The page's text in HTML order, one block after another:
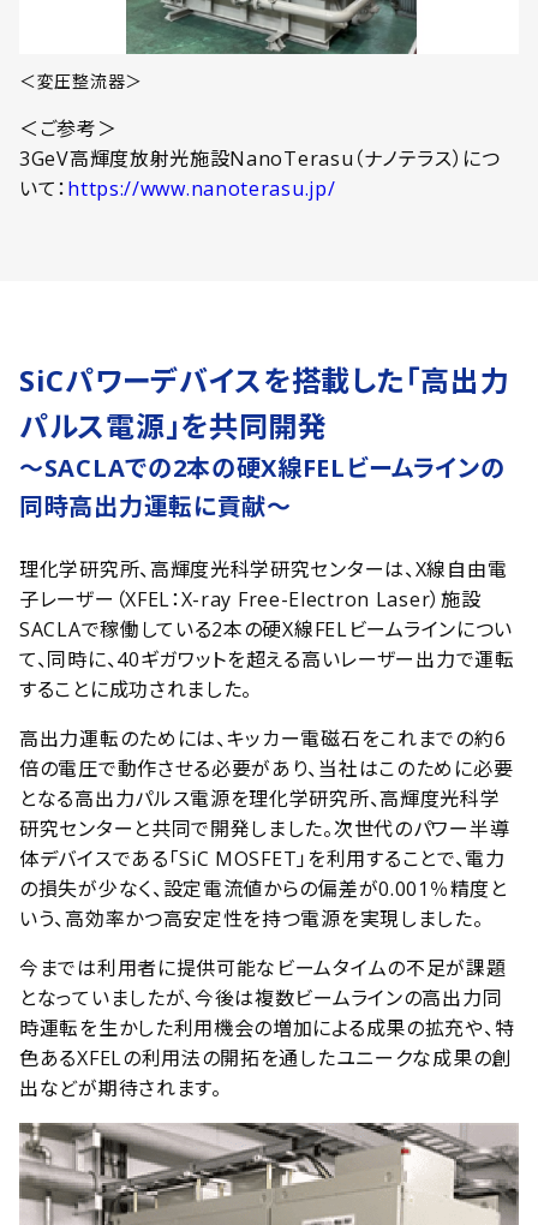
＜変圧整流器＞
＜ご参考＞
3GeV高輝度放射光施設NanoTerasu（ナノテラス）につ
いて：https://www.nanoterasu.jp/
SiCパワーデバイスを搭載した「高出力
パルス電源」を共同開発
～SACLAでの2本の硬X線FELビームラインの
同時高出力運転に貢献～
理化学研究所、高輝度光科学研究センターは、X線自由電
子レーザー（XFEL：X-ray Free-Electron Laser）施設
SACLAで稼働している2本の硬X線FELビームラインについ
て、同時に、40ギガワットを超える高いレーザー出力で運転
することに成功されました。
高出力運転のためには、キッカー電磁石をこれまでの約6
倍の電圧で動作させる必要があり、当社はこのために必要
となる高出力パルス電源を理化学研究所、高輝度光科学
研究センターと共同で開発しました。次世代のパワー半導
体デバイスである「SiC MOSFET」を利用することで、電力
の損失が少なく、設定電流値からの偏差が0.001％精度と
いう、高効率かつ高安定性を持つ電源を実現しました。
今までは利用者に提供可能なビームタイムの不足が課題
となっていましたが、今後は複数ビームラインの高出力同
時運転を生かした利用機会の増加による成果の拡充や、特
色あるXFELの利用法の開拓を通したユニークな成果の創
出などが期待されます。